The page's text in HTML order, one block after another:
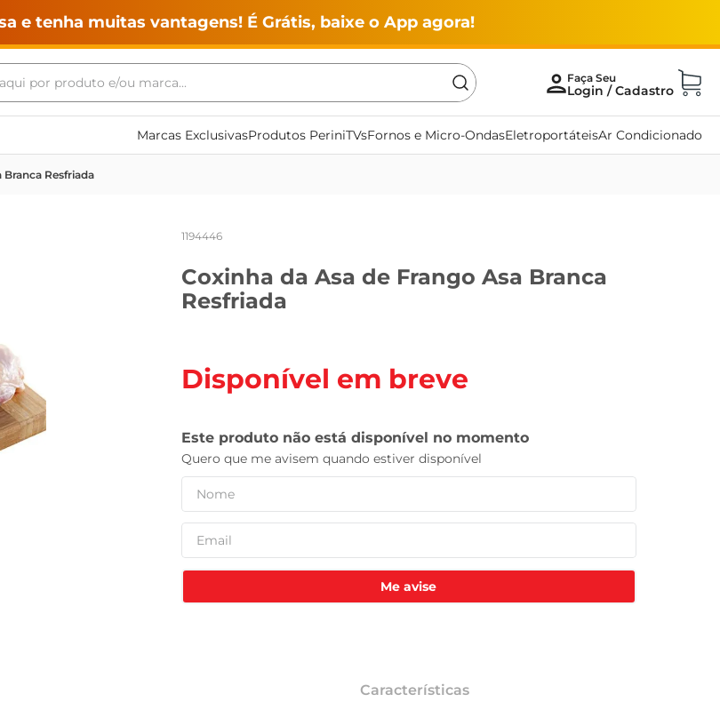
e tenha muitas vantagens! É Grátis, baixe o App agora!
por produto e/ou marca...
Marcas ExclusivasProdutos PeriniTVsFornos e Micro-OndasEletroportáteisAr Condicionado
Branca Resfriada
1194446
Coxinha da Asa de Frango Asa Branca
Resfriada
Disponível em breve
Me avise
Características
buscados
lavar